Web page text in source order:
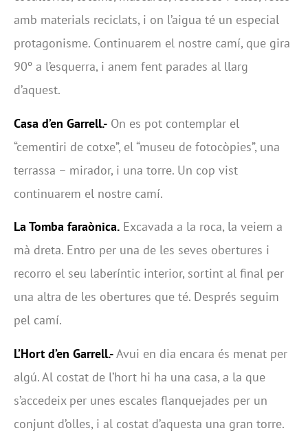
amb materials reciclats, i on l’aigua té un especial
protagonisme. Continuarem el nostre camí, que gira
90º a l’esquerra, i anem fent parades al llarg
d’aquest.
Casa d’en Garrell.- On es pot contemplar el
“cementiri de cotxe”, el “museu de fotocòpies”, una
terrassa – mirador, i una torre. Un cop vist
continuarem el nostre camí.
La Tomba faraònica. Excavada a la roca, la veiem a
mà dreta. Entro per una de les seves obertures i
recorro el seu laberíntic interior, sortint al final per
una altra de les obertures que té. Després seguim
pel camí.
L’Hort d’en Garrell.-Avui en dia encara és menat per
algú. Al costat de l’hort hi ha una casa, a la que
s’accedeix per unes escales flanquejades per un
conjunt d’olles, i al costat d’aquesta una gran torre.